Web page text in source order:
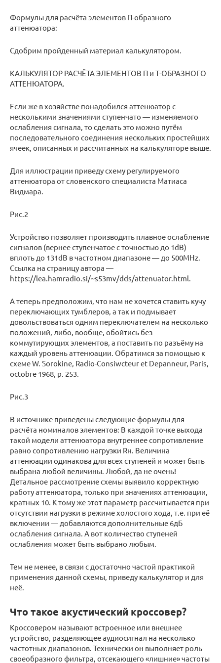
Формулы для расчёта элементов П-образного
аттенюатора:
Сдобрим пройденный материал калькулятором.
КАЛЬКУЛЯТОР РАСЧЁТА ЭЛЕМЕНТОВ П и Т-ОБРАЗНОГО
АТТЕНЮАТОРА.
Если же в хозяйстве понадобился аттенюатор с
несколькими значениями ступенчато — изменяемого
ослабления сигнала, то сделать это можно путём
последовательного соединения нескольких простейших
ячеек, описанных и рассчитанных на калькуляторе выше.
Для иллюстрации приведу схему регулируемого
аттенюатора от словенского специалиста Матиаса
Видмара.
Рис.2
Устройство позволяет производить плавное ослабление
сигналов (вернее ступенчатое с точностью до 1dB)
вплоть до 131dB в частотном диапазоне — до 500MHz.
Ссылка на страницу автора —
https://lea.hamradio.si/~s53mv/dds/attenuator.html.
А теперь предположим, что нам не хочется ставить кучу
переключающих тумблеров, а так и подмывает
довольствоваться одним переключателем на несколько
положений, либо, вообще, обойтись без
коммутирующих элементов, а поставить по разъёму на
каждый уровень аттенюации. Обратимся за помощью к
схеме W. Sorokine, Radio-Consiwcteur et Depanneur, Paris,
octobre 1968, p. 253.
Рис.3
В источнике приведены следующие формулы для
расчёта номиналов элементов: В каждой точке выхода
такой модели аттенюатора внутреннее сопротивление
равно сопротивлению нагрузки Rн. Величина
аттенюации одинакова для всех ступеней и может быть
выбрана любой величины. Любой, да не очень!
Детальное рассмотрение схемы выявило корректную
работу аттенюатора, только при значениях аттенюации,
кратных 10. К тому же этот параметр рассчитывается при
отсутствии нагрузки в режиме холостого хода, т.е. при её
включении — добавляются дополнительные 6дБ
ослабления сигнала. А вот количество ступеней
ослабления может быть выбрано любым.
Тем не менее, в связи с достаточно частой практикой
применения данной схемы, приведу калькулятор и для
неё.
Что такое акустический кроссовер?
Кроссовером называют встроенное или внешнее
устройство, разделяющее аудиосигнал на несколько
частотных диапазонов. Технически он выполняет роль
своеобразного фильтра, отсекающего «лишние» частоты